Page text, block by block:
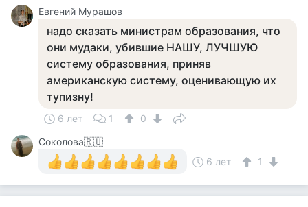
Евгений Мурашов
надо сказать министрам образования, что
они мудаки, убившие НАШУ, ЛУЧШУЮ
систему образования, приняв
американскую систему, оценивающую их
тупизну!
6 лет 1
0
Соколова🇷🇺
6 лет
1